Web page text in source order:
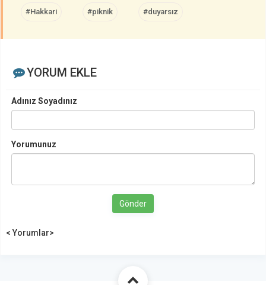
#Hakkari #piknik #duyarsız
YORUM EKLE
Adınız Soyadınız
Yorumunuz
Gönder
< Yorumlar>